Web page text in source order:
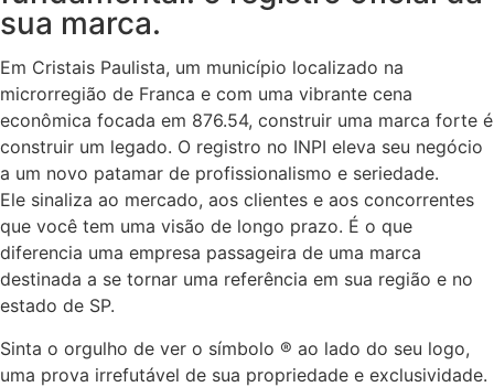
sua marca.
Em Cristais Paulista, um município localizado na
microrregião de Franca e com uma vibrante cena
econômica focada em 876.54, construir uma marca forte é
construir um legado. O registro no INPI eleva seu negócio
a um novo patamar de profissionalismo e seriedade.
Ele sinaliza ao mercado, aos clientes e aos concorrentes
que você tem uma visão de longo prazo. É o que
diferencia uma empresa passageira de uma marca
destinada a se tornar uma referência em sua região e no
estado de SP.
Sinta o orgulho de ver o símbolo ® ao lado do seu logo,
uma prova irrefutável de sua propriedade e exclusividade.